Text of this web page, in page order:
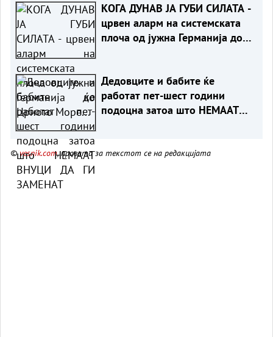
КОГА ДУНАВ ЈА ГУБИ СИЛАТА -
црвен аларм на системската
плоча од јужна Германија до
Дедовците и бабите ќе
работат пет-шест години
подоцна затоа што НЕМААТ
©vesnik.com, правата за текстот се на редакцијата